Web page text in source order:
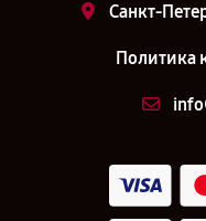
Санкт-
Политика